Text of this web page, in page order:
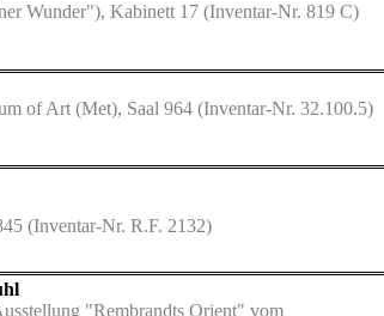
Wunder"), Kabinett 17 (Inventar-Nr. 819 C)
of Art (Met), Saal 964 (Inventar-Nr. 32.100.5)
(Inventar-Nr. R.F. 2132)
"Rembrandts Orient" vom